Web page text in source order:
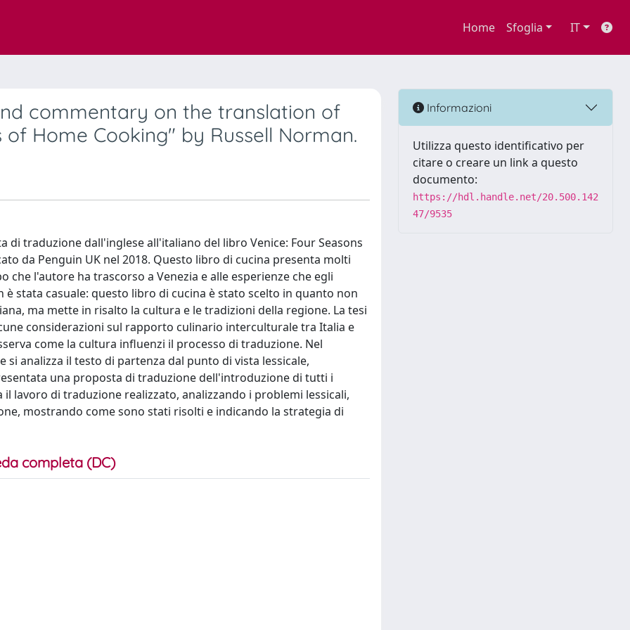
Home Sfoglia IT
commentary on the translation of
Home Cooking" by Russell Norman.
traduzione dall'inglese all'italiano del libro Venice: Four Seasons
da Penguin UK nel 2018. Questo libro di cucina presenta molti
l'autore ha trascorso a Venezia e alle esperienze che egli
stata casuale: questo libro di cucina è stato scelto in quanto non
ma mette in risalto la cultura e le tradizioni della regione. La tesi
considerazioni sul rapporto culinario interculturale tra Italia e
come la cultura influenzi il processo di traduzione. Nel
analizza il testo di partenza dal punto di vista lessicale,
una proposta di traduzione dell'introduzione di tutti i
lavoro di traduzione realizzato, analizzando i problemi lessicali,
mostrando come sono stati risolti e indicando la strategia di
completa (DC)
Informazioni
Utilizza questo identificativo per
citare o creare un link a questo
documento:
https://hdl.handle.net/20.500.142
47/9535